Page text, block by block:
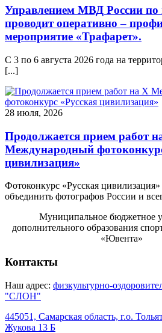
Управлением МВД России по
проводит оперативно –
мероприятие «Трафарет».
С 3 по 6 августа 2026 года на
[...]
28 июля, 2026
Продолжается прием работ
Международный
цивилизация»
Фотоконкурс «Русская цивилизация»
объединить фотографов России и
Муниципальное бюджетное
дополнительного образования
«Ювента»
Контакты
Наш адрес: физкультурно-
"СЛОН"
445051, Самарская область, г.о.
Жукова 13 Б